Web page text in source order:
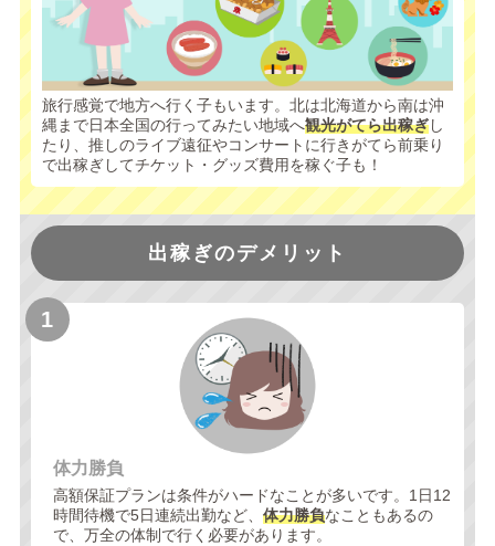
旅行感覚で地方へ行く子もいます。北は北海道から南は沖
縄まで日本全国の行ってみたい地域へ観光がてら出稼ぎし
たり、推しのライブ遠征やコンサートに行きがてら前乗り
で出稼ぎしてチケット・グッズ費用を稼ぐ子も！
出稼ぎのデメリット
体力勝負
高額保証プランは条件がハードなことが多いです。1日12
時間待機で5日連続出勤など、 体力勝負なこともあるの
で、万全の体制で行く必要があります。